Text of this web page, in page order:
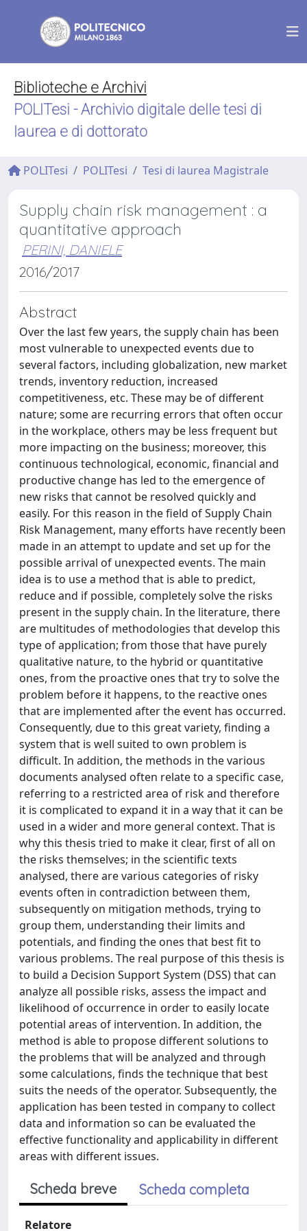
Biblioteche e Archivi
POLITesi - Archivio digitale delle tesi di
laurea e di dottorato
POLITesi POLITesi Tesi di laurea Magistrale
Supply chain risk management : a
quantitative approach
PERINI, DANIELE
2016/2017
Abstract
Over the last few years, the supply chain has been
most vulnerable to unexpected events due to
several factors, including globalization, new market
trends, inventory reduction, increased
competitiveness, etc. These may be of different
nature; some are recurring errors that often occur
in the workplace, others may be less frequent but
more impacting on the business; moreover, this
continuous technological, economic, financial and
productive change has led to the emergence of
new risks that cannot be resolved quickly and
easily. For this reason in the field of Supply Chain
Risk Management, many efforts have recently been
made in an attempt to update and set up for the
possible arrival of unexpected events. The main
idea is to use a method that is able to predict,
reduce and if possible, completely solve the risks
present in the supply chain. In the literature, there
are multitudes of methodologies that develop this
type of application; from those that have purely
qualitative nature, to the hybrid or quantitative
ones, from the proactive ones that try to solve the
problem before it happens, to the reactive ones
that are implemented after the event has occurred.
Consequently, due to this great variety, finding a
system that is well suited to own problem is
difficult. In addition, the methods in the various
documents analysed often relate to a specific case,
referring to a restricted area of risk and therefore
it is complicated to expand it in a way that it can be
used in a wider and more general context. That is
why this thesis tried to make it clear, first of all on
the risks themselves; in the scientific texts
analysed, there are various categories of risky
events often in contradiction between them,
subsequently on mitigation methods, trying to
group them, understanding their limits and
potentials, and finding the ones that best fit to
various problems. The real purpose of this thesis is
to build a Decision Support System (DSS) that can
analyze all possible risks, assess the impact and
likelihood of occurrence in order to easily locate
potential areas of intervention. In addition, the
method is able to propose different solutions to
the problems that will be analyzed and through
some calculations, finds the technique that best
suits the needs of the operator. Subsequently, the
application has been tested in company to collect
data and information so can be evaluated the
effective functionality and applicability in different
areas with different issues.
Scheda breve Scheda completa
Relatore